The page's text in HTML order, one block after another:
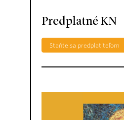
Predplatné KN
Staňte sa predplatiteľom